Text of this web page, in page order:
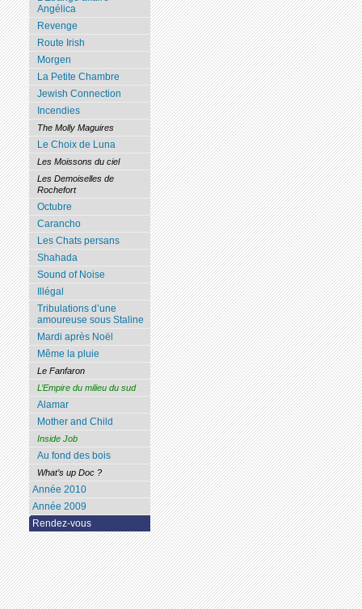
Angélica
Revenge
Route Irish
Morgen
La Petite Chambre
Jewish Connection
Incendies
The Molly Maguires
Le Choix de Luna
Les Moissons du ciel
Les Demoiselles de
Rochefort
Octubre
Carancho
Les Chats persans
Shahada
Sound of Noise
Illégal
Tribulations d’une
amoureuse sous Staline
Mardi après Noël
Même la pluie
Le Fanfaron
L’Empire du milieu du sud
Alamar
Mother and Child
Inside Job
Au fond des bois
What’s up Doc ?
Année 2010
Année 2009
Rendez-vous